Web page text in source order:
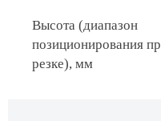
Высота (диапазон
позиционирования
резке), мм